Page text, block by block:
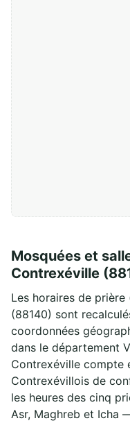
Mosquées et
Contrexéville
Les horaires de
(88140) sont
coordonnées
dans le département
Contrexéville compte
Contrexévillois de
les heures des cinq
Asr, Maghreb et Icha